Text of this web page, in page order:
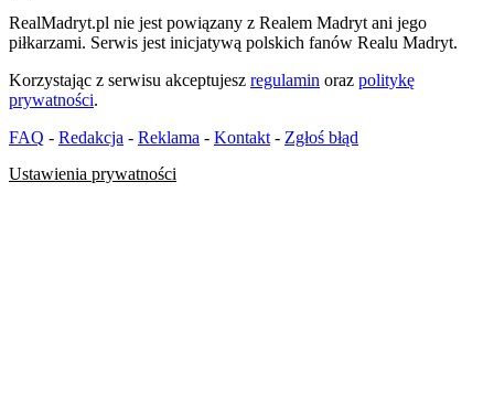
RealMadryt.pl nie jest powiązany z Realem Madryt ani jego
piłkarzami. Serwis jest inicjatywą polskich fanów Realu Madryt.
Korzystając z serwisu akceptujesz regulamin oraz politykę
prywatności.
FAQ - Redakcja - Reklama - Kontakt - Zgłoś błąd
Ustawienia prywatności